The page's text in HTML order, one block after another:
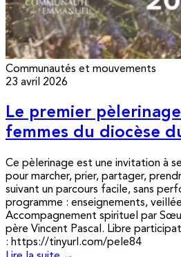
Communautés et mouvements
23 avril 2026
Le premier
femmes du diocèse
Ce pèlerinage est une invitation à
pour marcher, prier, partager,
suivant un parcours facile, sans
programme : enseignements,
Accompagnement spirituel par
père Vincent Pascal. Libre
: https://tinyurl.com/pele84